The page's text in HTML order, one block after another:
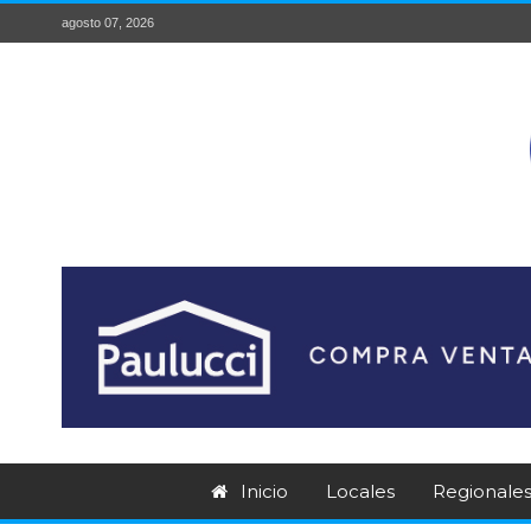
agosto 07, 2026
Inicio Locales Regionales